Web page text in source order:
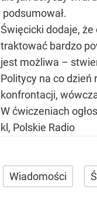
podsumował.
Święcicki dodaje,
traktować bardzo
jest możliwa –
Politycy na co
konfrontacji,
W ćwiczeniach
kl, Polskie Radio
Wiadomości